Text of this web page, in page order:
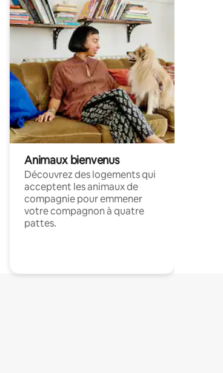
Animaux bienvenus
Découvrez des logements qui
acceptent les animaux de
compagnie pour emmener
votre compagnon à quatre
pattes.